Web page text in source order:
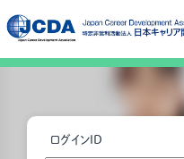
ログインID